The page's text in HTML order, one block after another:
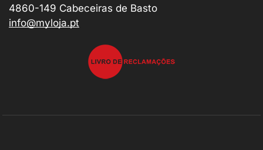
4860-149 Cabeceiras de Basto
info@myloja.pt